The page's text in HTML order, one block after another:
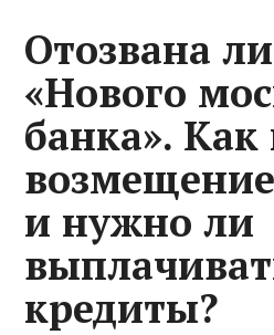
Отозвана
«Нового
банка».
и нужно ли
кредиты?